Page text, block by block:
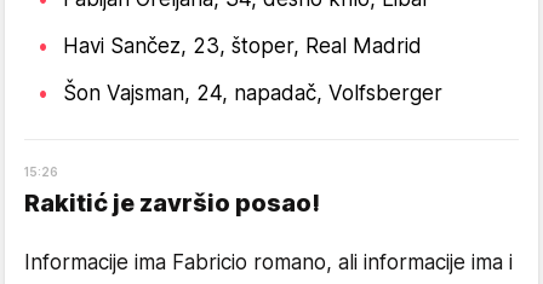
Havi Sančez, 23, štoper, Real Madrid
Šon Vajsman, 24, napadač, Volfsberger
15:26
Rakitić je završio posao!
Informacije ima Fabricio romano, ali informacije ima i